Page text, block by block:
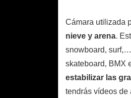
Cámara utilizada
nieve y arena.
snowboard,
skateboard, BMX
estabilizar las
tendrás vídeos de